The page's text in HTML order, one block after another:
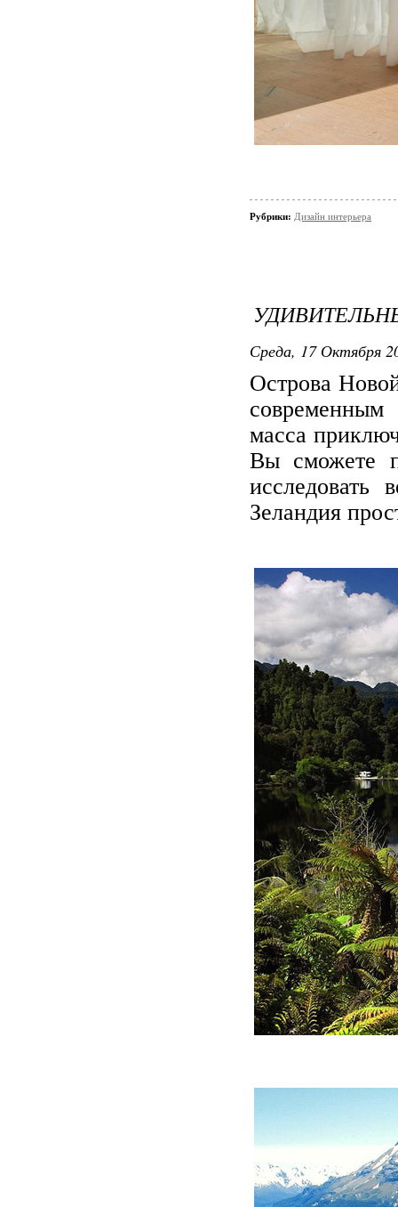
Рубрики: Дизайн интерьера
Среда, 17 Октября
Острова
современным
масса
Вы сможете
исследовать
Зеландия